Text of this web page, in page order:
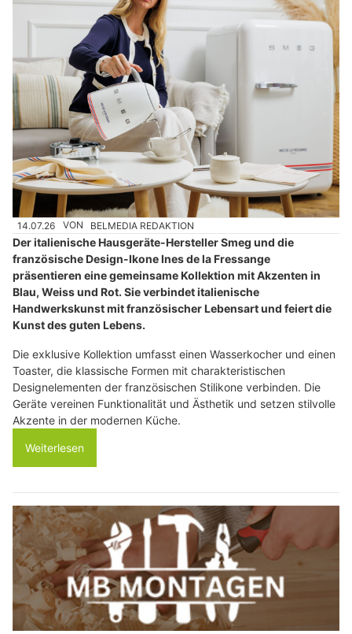
14.07.26 VON BELMEDIA REDAKTION
Der italienische Hausgeräte-Hersteller Smeg und die
französische Design-Ikone Ines de la Fressange
präsentieren eine gemeinsame Kollektion mit Akzenten in
Blau, Weiss und Rot. Sie verbindet italienische
Handwerkskunst mit französischer Lebensart und feiert die
Kunst des guten Lebens.
Die exklusive Kollektion umfasst einen Wasserkocher und einen
Toaster, die klassische Formen mit charakteristischen
Designelementen der französischen Stilikone verbinden. Die
Geräte vereinen Funktionalität und Ästhetik und setzen stilvolle
Akzente in der modernen Küche.
Weiterlesen